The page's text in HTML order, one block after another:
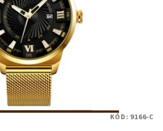
KÓD: 9166-C